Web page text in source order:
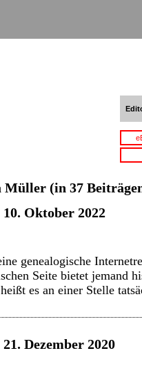
Müller (in 37
Oktober 2022
genealogische
Seite bietet jemand
es an einer Stelle
Dezember 2020